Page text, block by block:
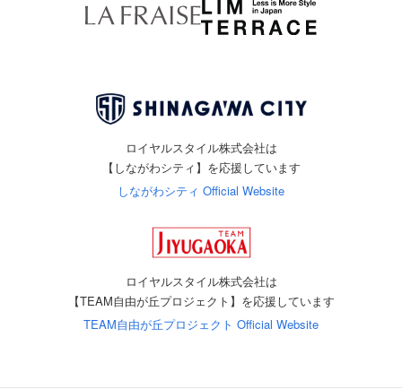
ロイヤルスタイル株式会社は
【しながわシティ】を応援しています
しながわシティ Official Website
ロイヤルスタイル株式会社は
【TEAM自由が丘プロジェクト】を応援しています
TEAM自由が丘プロジェクト Official Website